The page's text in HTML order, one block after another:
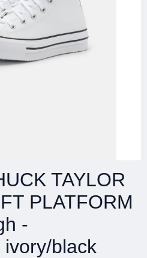
TAYLOR
PLATFORM
-
black